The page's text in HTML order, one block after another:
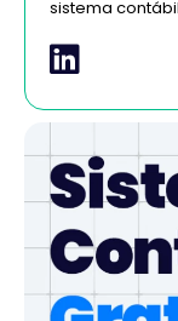
sistema